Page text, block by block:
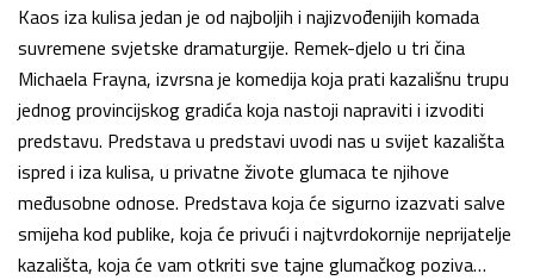
Kaos iza kulisa jedan je od najboljih i najizvođenijih komada
suvremene svjetske dramaturgije. Remek-djelo u tri čina
Michaela Frayna, izvrsna je komedija koja prati kazališnu trupu
jednog provincijskog gradića koja nastoji napraviti i izvoditi
predstavu. Predstava u predstavi uvodi nas u svijet kazališta
ispred i iza kulisa, u privatne živote glumaca te njihove
međusobne odnose. Predstava koja će sigurno izazvati salve
smijeha kod publike, koja će privući i najtvrdokornije neprijatelje
kazališta, koja će vam otkriti sve tajne glumačkog poziva…